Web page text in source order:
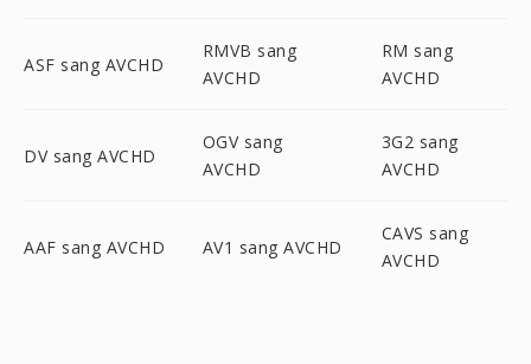
ASF sang AVCHD
RMVB sang
AVCHD
RM sang
AVCHD
DV sang AVCHD
OGV sang
AVCHD
3G2 sang
AVCHD
AAF sang AVCHD AV1 sang AVCHD
CAVS sang
AVCHD